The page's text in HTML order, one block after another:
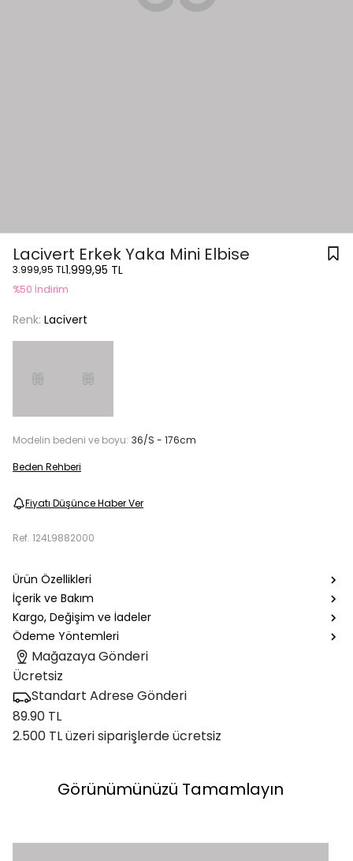
Lacivert Erkek Yaka Mini Elbise
3.999,95 TL1.999,95 TL
%50 İndirim
Renk: Lacivert
Modelin bedeni ve boyu: 36/S - 176cm
Beden Rehberi
Fiyatı Düşünce Haber Ver
Ref. 124L9882000
Ürün Özellikleri
İçerik ve Bakım
Kargo, Değişim ve İadeler
Ödeme Yöntemleri
Mağazaya Gönderi
Ücretsiz
Standart Adrese Gönderi
89.90 TL
2.500 TL üzeri siparişlerde ücretsiz
Görünümünüzü Tamamlayın